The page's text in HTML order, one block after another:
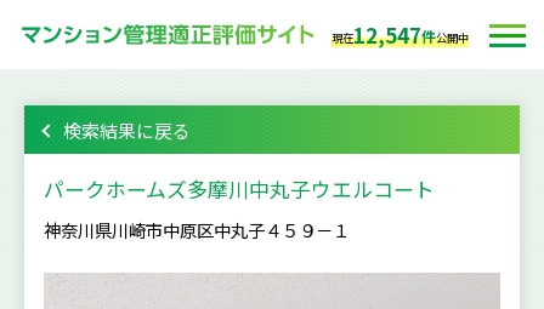
現在12,547件公開中
検索結果に戻る
パークホームズ多摩川中丸子ウエルコート
神奈川県川崎市中原区中丸子４５９－１